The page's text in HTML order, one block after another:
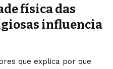
física das
influencia
que explica por que